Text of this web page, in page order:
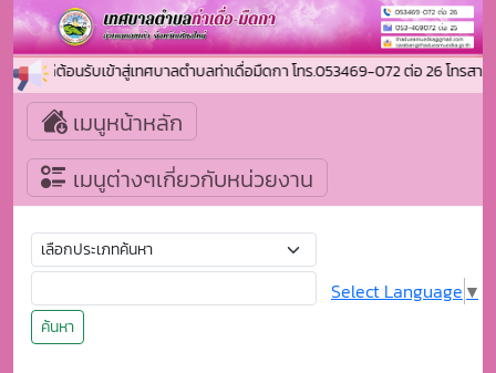
ยินดีต้อนรับเข้าสู่เทศบาลตำบลท่าเดื่อมืดกา โทร.053469-072 ต่อ 26 โทรสา
เมนูหน้าหลัก
เมนูต่างๆเกี่ยวกับหน่วยงาน
ค้นหา
Select Language ▼